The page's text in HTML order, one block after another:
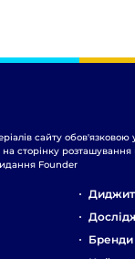
сайту
сторінку розташування
Founder
Бренди